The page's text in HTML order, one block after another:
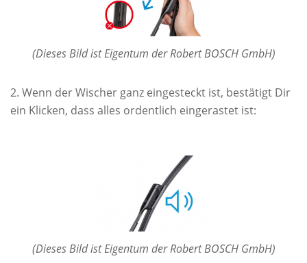
(Dieses Bild ist Eigentum der Robert BOSCH GmbH)
Wenn der Wischer ganz eingesteckt ist, bestätigt Dir
ein Klicken, dass alles ordentlich eingerastet ist:
(Dieses Bild ist Eigentum der Robert BOSCH GmbH)